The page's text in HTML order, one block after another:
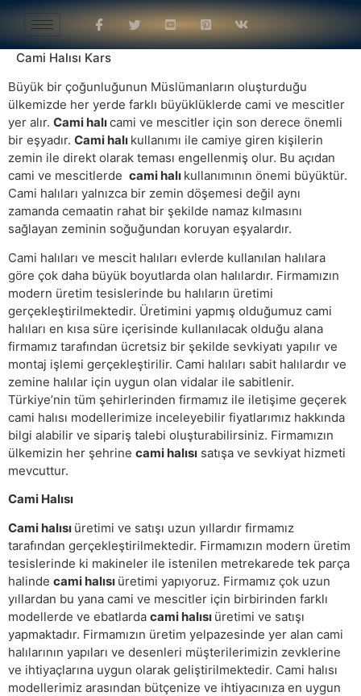
Cami Halısı Kars
Büyük bir çoğunluğunun Müslümanların oluşturduğu
ülkemizde her yerde farklı büyüklüklerde cami ve mescitler
yer alır. Cami halıcami ve mescitler için son derece önemli
bir eşyadır. Cami halı kullanımı ile camiye giren kişilerin
zemin ile direkt olarak teması engellenmiş olur. Bu açıdan
cami ve mescitlerde cami halı kullanımının önemi büyüktür.
Cami halıları yalnızca bir zemin döşemesi değil aynı
zamanda cemaatin rahat bir şekilde namaz kılmasını
sağlayan zeminin soğuğundan koruyan eşyalardır.
Cami halıları ve mescit halıları evlerde kullanılan halılara
göre çok daha büyük boyutlarda olan halılardır. Firmamızın
modern üretim tesislerinde bu halıların üretimi
gerçekleştirilmektedir. Üretimini yapmış olduğumuz cami
halıları en kısa süre içerisinde kullanılacak olduğu alana
firmamız tarafından ücretsiz bir şekilde sevkiyatı yapılır ve
montaj işlemi gerçekleştirilir. Cami halıları sabit halılardır ve
zemine halılar için uygun olan vidalar ile sabitlenir.
Türkiye’nin tüm şehirlerinden firmamız ile iletişime geçerek
cami halısı modellerimize inceleyebilir fiyatlarımız hakkında
bilgi alabilir ve sipariş talebi oluşturabilirsiniz. Firmamızın
ülkemizin her şehrine cami halısı satışa ve sevkiyat hizmeti
mevcuttur.
Cami Halısı
Cami halısı üretimi ve satışı uzun yıllardır firmamız
tarafından gerçekleştirilmektedir. Firmamızın modern üretim
tesislerinde ki makineler ile istenilen metrekarede tek parça
halinde cami halısı üretimi yapıyoruz. Firmamız çok uzun
yıllardan bu yana cami ve mescitler için birbirinden farklı
modellerde ve ebatlarda cami halısı üretimi ve satışı
yapmaktadır. Firmamızın üretim yelpazesinde yer alan cami
halılarının yapıları ve desenleri müşterilerimizin zevklerine
ve ihtiyaçlarına uygun olarak geliştirilmektedir. Cami halısı
modellerimiz arasından bütçenize ve ihtiyacınıza en uygun